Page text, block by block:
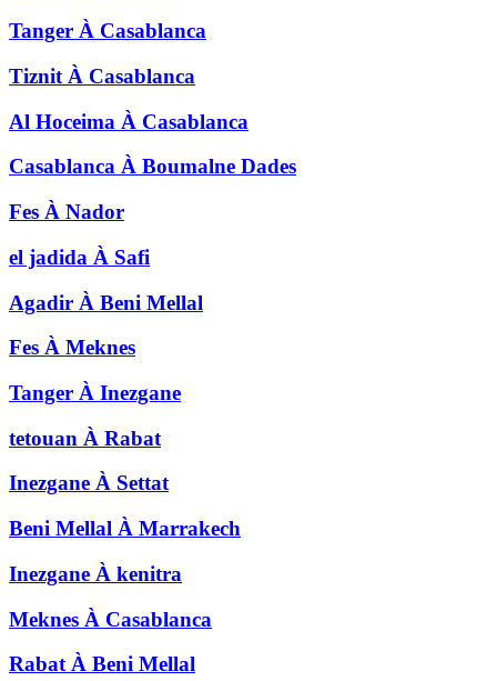
Tanger À Casablanca
Tiznit À Casablanca
Al Hoceima À Casablanca
Casablanca À Boumalne Dades
Fes À Nador
el jadida À Safi
Agadir À Beni Mellal
Fes À Meknes
Tanger À Inezgane
tetouan À Rabat
Inezgane À Settat
Beni Mellal À Marrakech
Inezgane À kenitra
Meknes À Casablanca
Rabat À Beni Mellal